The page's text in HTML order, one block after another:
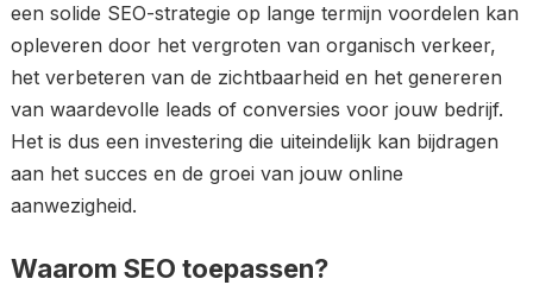
een solide SEO-strategie op lange termijn voordelen kan
opleveren door het vergroten van organisch verkeer,
het verbeteren van de zichtbaarheid en het genereren
van waardevolle leads of conversies voor jouw bedrijf.
Het is dus een investering die uiteindelijk kan bijdragen
aan het succes en de groei van jouw online
aanwezigheid.
Waarom SEO toepassen?